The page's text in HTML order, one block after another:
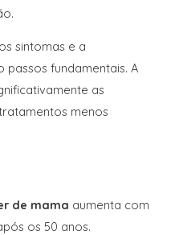
sintomas e a
fundamentais. A
as
menos
de mama aumenta com
os 50 anos.